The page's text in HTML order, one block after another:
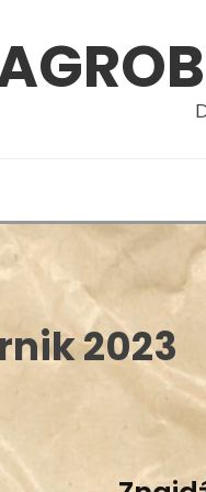
2023